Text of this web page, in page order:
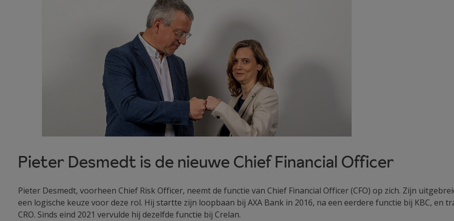
Pieter Desmedt is de nieuwe Chief Financial Officer
Pieter Desmedt, voorheen Chief Risk Officer, neemt de functie van Chief Financial Officer (CFO) op zich. Zijn
een logische keuze voor deze rol. Hij startte zijn loopbaan bij AXA Bank in 2016, na een eerdere functie bij KBC, en
CRO. Sinds eind 2021 vervulde hij dezelfde functie bij Crelan.